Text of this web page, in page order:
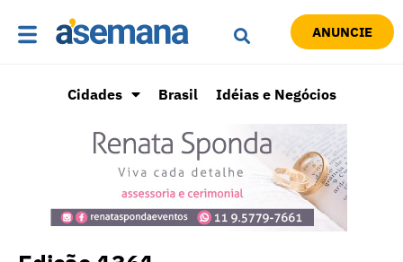
ANUNCIE
Cidades Brasil Idéias e Negócios